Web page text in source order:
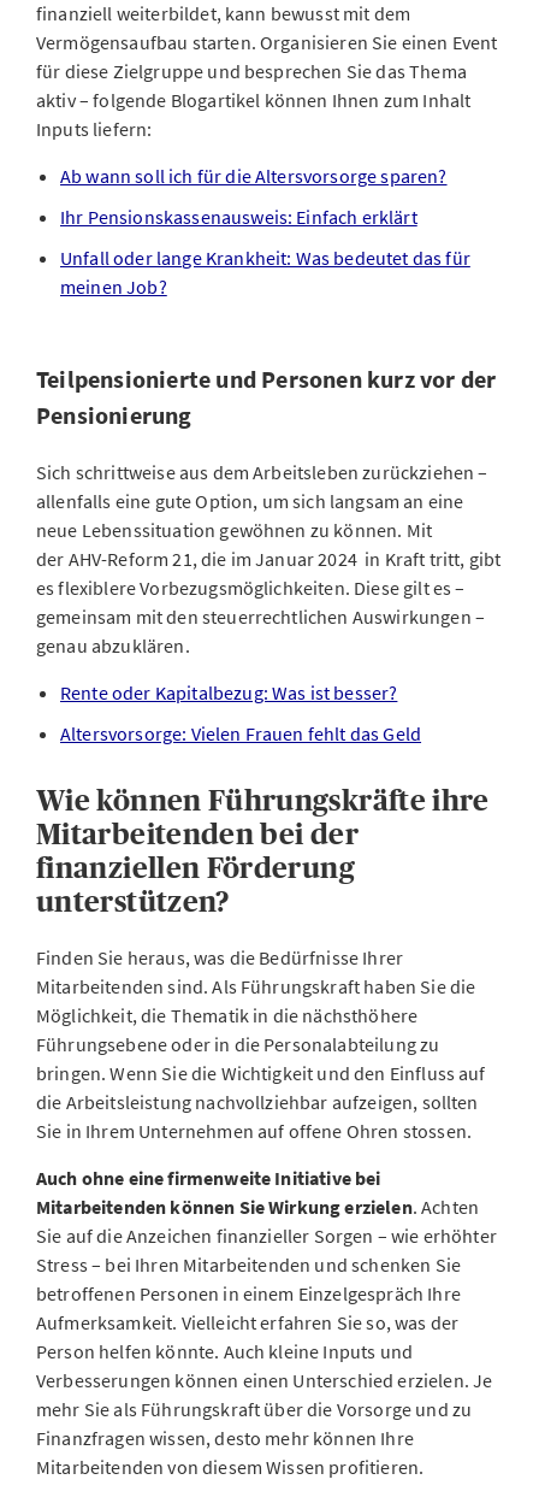
finanziell weiterbildet, kann bewusst mit dem
Vermögensaufbau starten. Organisieren Sie einen Event
für diese Zielgruppe und besprechen Sie das Thema
aktiv – folgende Blogartikel können Ihnen zum Inhalt
Inputs liefern:
Ab wann soll ich für die Altersvorsorge sparen?
Ihr Pensionskassenausweis: Einfach erklärt
Unfall oder lange Krankheit: Was bedeutet das für
meinen Job?
Teilpensionierte und Personen kurz vor der
Pensionierung
Sich schrittweise aus dem Arbeitsleben zurückziehen –
allenfalls eine gute Option, um sich langsam an eine
neue Lebenssituation gewöhnen zu können. Mit
der AHV-Reform 21, die im Januar 2024 in Kraft tritt, gibt
es flexiblere Vorbezugsmöglichkeiten. Diese gilt es –
gemeinsam mit den steuerrechtlichen Auswirkungen –
genau abzuklären.
Rente oder Kapitalbezug: Was ist besser?
Altersvorsorge: Vielen Frauen fehlt das Geld
Wie können Führungskräfte ihre
Mitarbeitenden bei der
finanziellen Förderung
unterstützen?
Finden Sie heraus, was die Bedürfnisse Ihrer
Mitarbeitenden sind. Als Führungskraft haben Sie die
Möglichkeit, die Thematik in die nächsthöhere
Führungsebene oder in die Personalabteilung zu
bringen. Wenn Sie die Wichtigkeit und den Einfluss auf
die Arbeitsleistung nachvollziehbar aufzeigen, sollten
Sie in Ihrem Unternehmen auf offene Ohren stossen.
Auch ohne eine firmenweite Initiative bei
Mitarbeitenden können Sie Wirkung erzielen. Achten
Sie auf die Anzeichen finanzieller Sorgen – wie erhöhter
Stress – bei Ihren Mitarbeitenden und schenken Sie
betroffenen Personen in einem Einzelgespräch Ihre
Aufmerksamkeit. Vielleicht erfahren Sie so, was der
Person helfen könnte. Auch kleine Inputs und
Verbesserungen können einen Unterschied erzielen. Je
mehr Sie als Führungskraft über die Vorsorge und zu
Finanzfragen wissen, desto mehr können Ihre
Mitarbeitenden von diesem Wissen profitieren.